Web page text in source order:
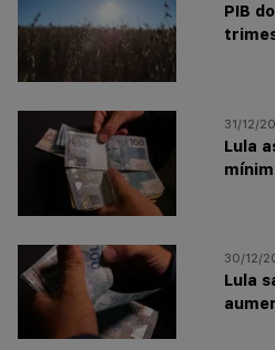
PIB
31/12/
Lula
30/12/
Lula